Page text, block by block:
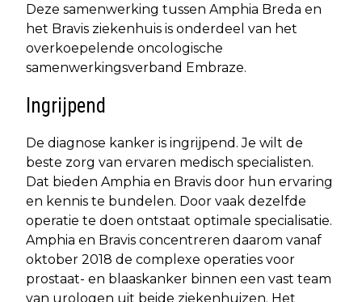
Deze samenwerking tussen Amphia Breda en
het Bravis ziekenhuis is onderdeel van het
overkoepelende oncologische
samenwerkingsverband Embraze.
Ingrijpend
De diagnose kanker is ingrijpend. Je wilt de
beste zorg van ervaren medisch specialisten.
Dat bieden Amphia en Bravis door hun ervaring
en kennis te bundelen. Door vaak dezelfde
operatie te doen ontstaat optimale specialisatie.
Amphia en Bravis concentreren daarom vanaf
oktober 2018 de complexe operaties voor
prostaat- en blaaskanker binnen een vast team
van urologen uit beide ziekenhuizen. Het